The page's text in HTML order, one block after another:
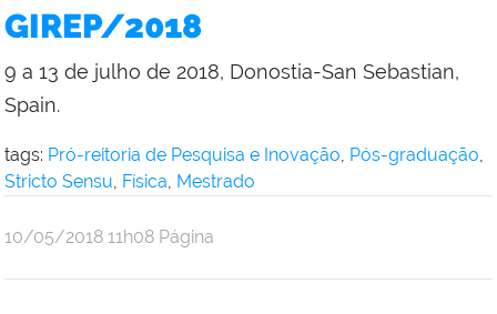
GIREP/2018
9 a 13 de julho de 2018, Donostia-San Sebastian,
Spain.
tags: Pró-reitoria de Pesquisa e Inovação, Pós-graduação,
Stricto Sensu, Física, Mestrado
por
publicado
10/05/2018 11h08 Página